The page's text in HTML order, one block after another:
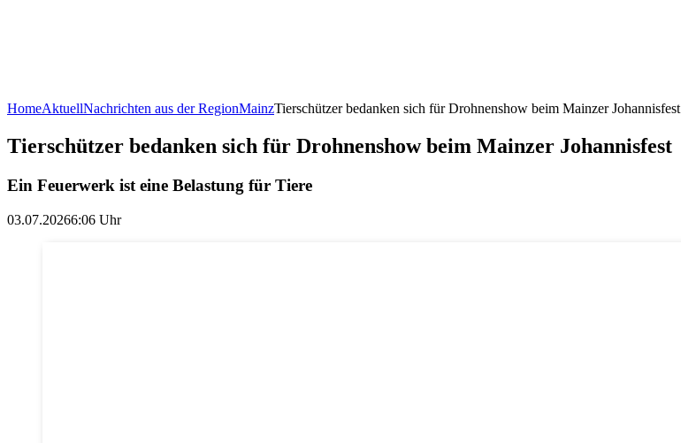
HomeAktuellNachrichten aus der RegionMainzTierschützer bedanken sich für Drohnenshow beim Mainzer Johannisfest
Tierschützer bedanken sich für Drohnenshow beim Mainzer Johannisfest
Ein Feuerwerk ist eine Belastung für Tiere
03.07.20266:06 Uhr